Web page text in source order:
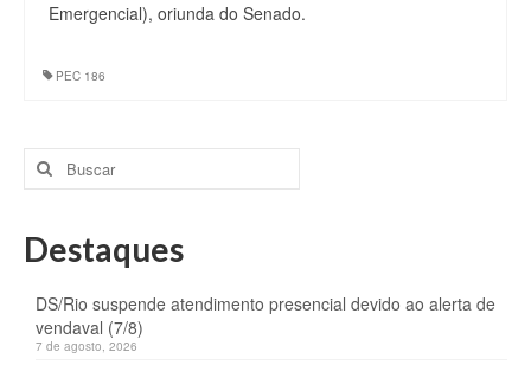
Emergencial), oriunda do Senado.
PEC 186
Buscar
por:
Destaques
DS/Rio suspende atendimento presencial devido ao alerta de
vendaval (7/8)
7 de agosto, 2026